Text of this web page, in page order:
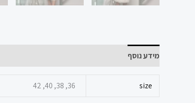
מידע נוסף
size
36, 38, 40, 42